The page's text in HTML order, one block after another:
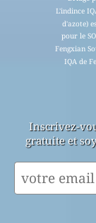
L'indince
d'azote)
pour le SO
Fengxian
IQA de
Inscrivez-
gratuite et